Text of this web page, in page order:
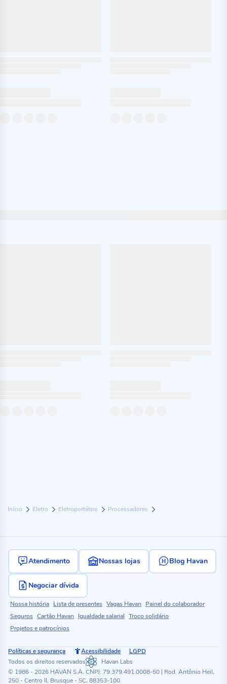
Início Eletro Eletroportáteis Processadores
Atendimento Nossas lojas Blog Havan
Negociar dívida
Nossa história Lista de presentes Vagas Havan
Painel do colaborador
Seguros Cartão Havan Igualdade salarial Troco solidário
Projetos e patrocínios
Políticas e segurança Acessibilidade
LGPD
Todos os direitos reservados
Havan Labs
© 1986 - 2026 HAVAN S.A. CNPJ: 79.379.491.0008-50 | Rod. Antônio Heil,
250 - Centro II, Brusque - SC, 88353-100